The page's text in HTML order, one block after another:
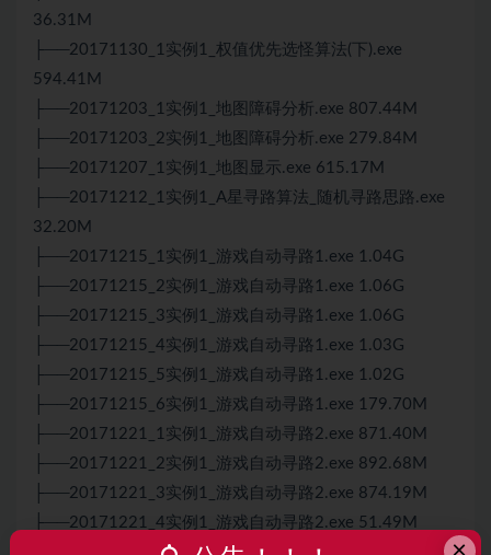
36.31M
├──20171130_1实例1_权值优先选怪算法(下).exe
594.41M
├──20171203_1实例1_地图障碍分析.exe 807.44M
├──20171203_2实例1_地图障碍分析.exe 279.84M
├──20171207_1实例1_地图显示.exe 615.17M
├──20171212_1实例1_A星寻路算法_随机寻路思路.exe
32.20M
├──20171215_1实例1_游戏自动寻路1.exe 1.04G
├──20171215_2实例1_游戏自动寻路1.exe 1.06G
├──20171215_3实例1_游戏自动寻路1.exe 1.06G
├──20171215_4实例1_游戏自动寻路1.exe 1.03G
├──20171215_5实例1_游戏自动寻路1.exe 1.02G
├──20171215_6实例1_游戏自动寻路1.exe 179.70M
├──20171221_1实例1_游戏自动寻路2.exe 871.40M
├──20171221_2实例1_游戏自动寻路2.exe 892.68M
├──20171221_3实例1_游戏自动寻路2.exe 874.19M
├──20171221_4实例1_游戏自动寻路2.exe 51.49M